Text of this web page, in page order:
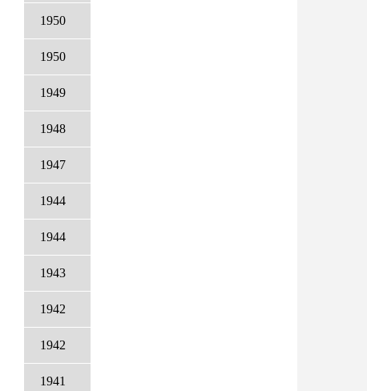
1950
1950
1949
1948
1947
1944
1944
1943
1942
1942
1941